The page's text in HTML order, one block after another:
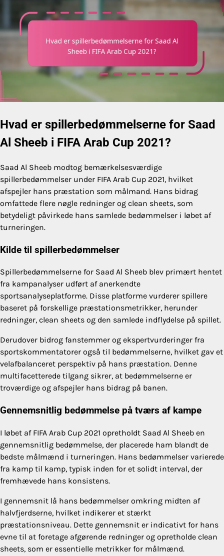
Hvad er spillerbedømmelserne for Saad
Al Sheeb i FIFA Arab Cup 2021?
Saad Al Sheeb modtog bemærkelsesværdige
spillerbedømmelser under FIFA Arab Cup 2021, hvilket
afspejler hans præstation som målmand. Hans bidrag
omfattede flere nøgle redninger og clean sheets, som
betydeligt påvirkede hans samlede bedømmelser i løbet af
turneringen.
Kilde til spillerbedømmelser
Spillerbedømmelserne for Saad Al Sheeb blev primært hentet
fra kampanalyser udført af anerkendte
sportsanalyseplatforme. Disse platforme vurderer spillere
baseret på forskellige præstationsmetrikker, herunder
redninger, clean sheets og den samlede indflydelse på spillet.
Derudover bidrog fanstemmer og ekspertvurderinger fra
sportskommentatorer også til bedømmelserne, hvilket gav et
velafbalanceret perspektiv på hans præstation. Denne
multifacetterede tilgang sikrer, at bedømmelserne er
troværdige og afspejler hans bidrag på banen.
Gennemsnitlig bedømmelse på tværs af kampe
I løbet af FIFA Arab Cup 2021 opretholdt Saad Al Sheeb en
gennemsnitlig bedømmelse, der placerede ham blandt de
bedste målmænd i turneringen. Hans bedømmelser varierede
fra kamp til kamp, typisk inden for et solidt interval, der
fremhævede hans konsistens.
I gennemsnit lå hans bedømmelser omkring midten af
halvfjerdserne, hvilket indikerer et stærkt
præstationsniveau. Dette gennemsnit er indicativt for hans
evne til at foretage afgørende redninger og opretholde clean
sheets, som er essentielle metrikker for målmænd.